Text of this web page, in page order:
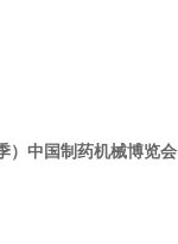
）中国制药机械博览会